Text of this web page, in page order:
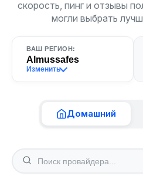
скорость, пинг и отзывы
могли выбрать
ВАШ РЕГИОН:
Almussafes
Изменить
Домашний